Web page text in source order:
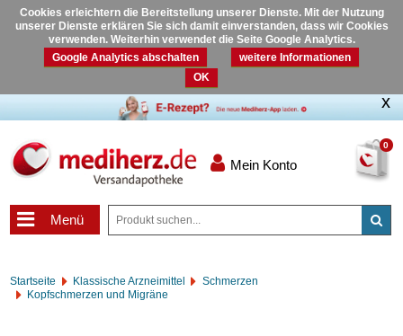
Cookies erleichtern die Bereitstellung unserer Dienste. Mit der Nutzung
unserer Dienste erklären Sie sich damit einverstanden, dass wir Cookies
verwenden. Weiterhin verwendet die Seite Google Analytics.
Google Analytics abschalten
weitere Informationen
OK
0
Mein Konto
Menü
Startseite Klassische Arzneimittel
Schmerzen
Kopfschmerzen und Migräne